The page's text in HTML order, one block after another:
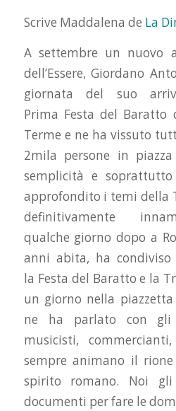
Scrive Maddalena de La
A settembre un nuovo
dell’Essere, Giordano
giornata del suo
Prima Festa del Baratto
Terme e ne ha vissuto
2mila persone in
semplicità e soprattutto
approfondito i temi della
definitivamente
qualche giorno dopo a
anni abita, ha
la Festa del Baratto e la
un giorno nella
ne ha parlato con
musicisti,
sempre animano il
spirito romano. Noi
documenti per fare le